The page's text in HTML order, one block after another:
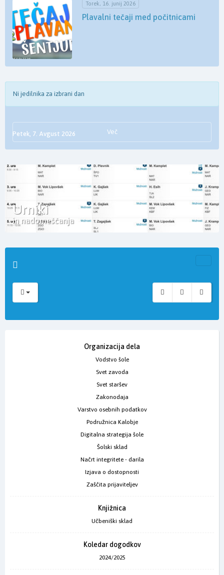
Torek, 16. junij 2026
Plavalni tečaji med počitnicami
Petek, 7. Avgust 2026
Ni jedilnika za izbrani dan
Več
Urniki
in nadomeščanja
Organizacija dela
Vodstvo šole
Svet zavoda
Svet staršev
Zakonodaja
Varstvo osebnih podatkov
Podružnica Kalobje
Digitalna strategija šole
Šolski sklad
Načrt integritete - darila
Izjava o dostopnosti
Zaščita prijaviteljev
Knjižnica
Učbeniški sklad
Koledar dogodkov
2024/2025